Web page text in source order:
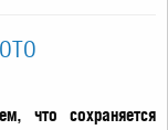
что сохраняется